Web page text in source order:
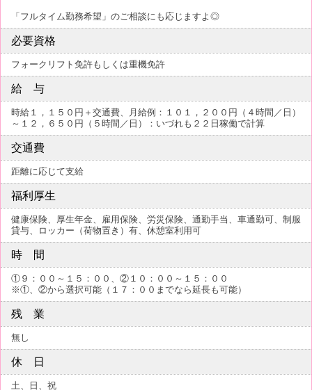
「フルタイム勤務希望」のご相談にも応じますよ◎
必要資格
フォークリフト免許もしくは重機免許
給 与
時給１，１５０円＋交通費、月給例：１０１，２００円（４時間／日）
～１２，６５０円（５時間／日）：いづれも２２日稼働で計算
交通費
距離に応じて支給
福利厚生
健康保険、厚生年金、雇用保険、労災保険、通勤手当、車通勤可、制服
貸与、ロッカー（荷物置き）有、休憩室利用可
時 間
①９：００～１５：００、②１０：００～１５：００
※①、②から選択可能（１７：００までなら延長も可能）
残 業
無し
休 日
土、日、祝